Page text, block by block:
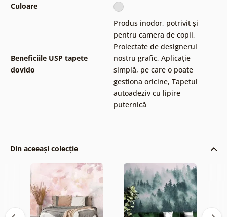
Culoare
Beneficiile USP tapete
dovido
Produs inodor, potrivit și
pentru camera de copii,
Proiectate de designerul
nostru grafic, Aplicație
simplă, pe care o poate
gestiona oricine, Tapetul
autoadeziv cu lipire
puternică
Din aceeași colecție